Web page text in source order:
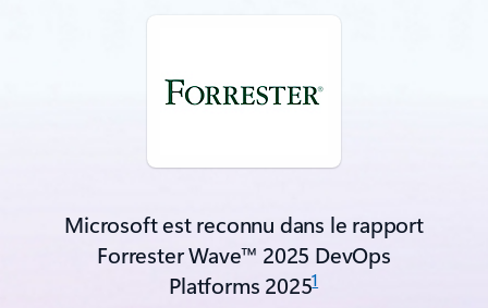
Microsoft est reconnu dans le rapport
Forrester Wave™ 2025 DevOps
Platforms 20251